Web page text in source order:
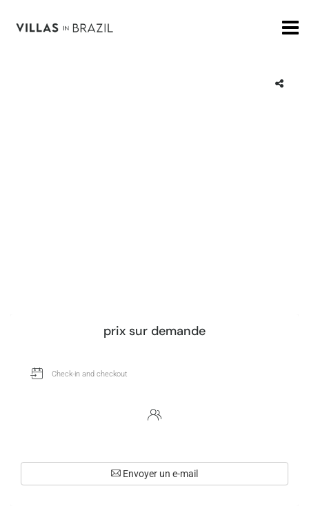
prix sur demande
Envoyer un e-mail